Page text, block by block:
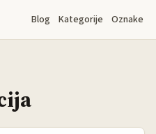
Blog Kategorije Oznake